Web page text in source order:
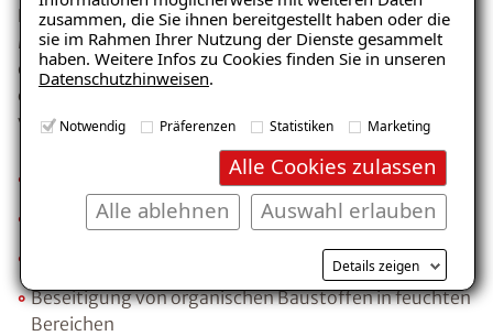
zusammen, die Sie ihnen bereitgestellt haben oder die
sie im Rahmen Ihrer Nutzung der Dienste gesammelt
haben. Weitere Infos zu Cookies finden Sie in unseren
Datenschutzhinweisen.
Notwendig Präferenzen Statistiken Marketing
Alle Cookies zulassen
Auswahl erlauben
Alle ablehnen
Details zeigen
Da der Echte Hausschwamm nur bei einem erhöhten
Maß an Feuchtigkeit in Gebäuden entsteht, ist es am
effektivsten, dieFeuchteursachezu beseitigen. Um
die Bildung des Echten Hausschwammes zu
verhindern helfen folgende Maßnahmen:
Ausreichende Trocknung von Wasserschäden
Angemessene Trocknungsphase bei Neubauten
Beseitigung von organischen Baustoffen in feuchten
Bereichen
E-Mail eingeben
Kostenlosen Ratgeber anfordern
Voraussetzung für den Erhalt des kostenfreien
Ratgebers ist die Anmeldung zu unserem Newsletter.